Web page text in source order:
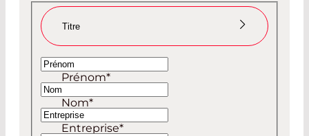
Titre
Madame
Monsieur
Prénom*
Nom*
Entreprise*